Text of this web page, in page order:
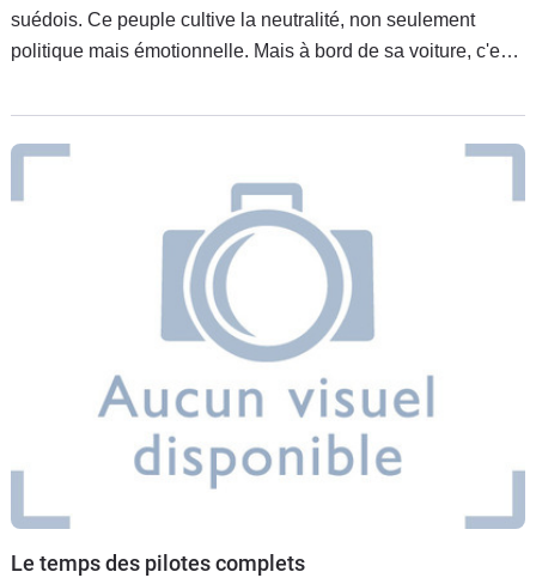
suédois. Ce peuple cultive la neutralité, non seulement
politique mais émotionnelle. Mais à bord de sa voiture, c'est
Flegmatique,
Le temps des pilotes complets